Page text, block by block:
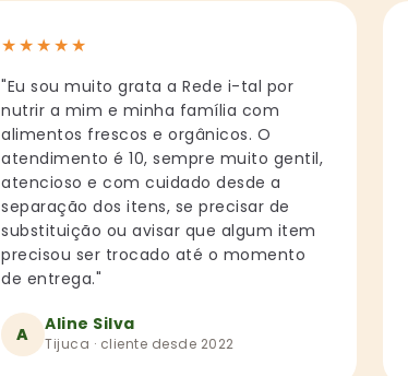
★★★★★
"Eu sou muito grata a Rede i-tal por
nutrir a mim e minha família com
alimentos frescos e orgânicos. O
atendimento é 10, sempre muito gentil,
atencioso e com cuidado desde a
separação dos itens, se precisar de
substituição ou avisar que algum item
precisou ser trocado até o momento
de entrega."
A Aline Silva
Tijuca · cliente desde 2022